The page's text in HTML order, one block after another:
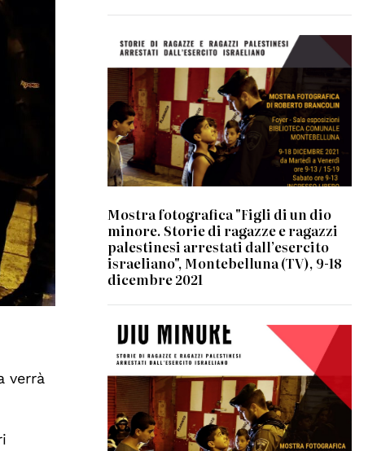
verrà
Mostra fotografica "Figli di un dio
minore. Storie di ragazze e ragazzi
palestinesi arrestati dall’esercito
israeliano", Montebelluna (TV), 9-18
dicembre 2021